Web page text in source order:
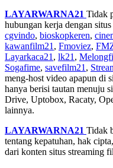
LAYARWARNA21 Tidak
hubungan kerja dengan
cgvindo, bioskopkeren,
kawanfilm21 , Fmoviez,
Layarkaca21 , lk21 ,
Sogafime, savefilm21 ,
meng-host video apapun di
hanya berisi tautan menuju
Drive, Uptobox, Racaty,
lainnya.
LAYARWARNA21 Tidak
tentang kepatuhan, hak
dari konten situs streaming